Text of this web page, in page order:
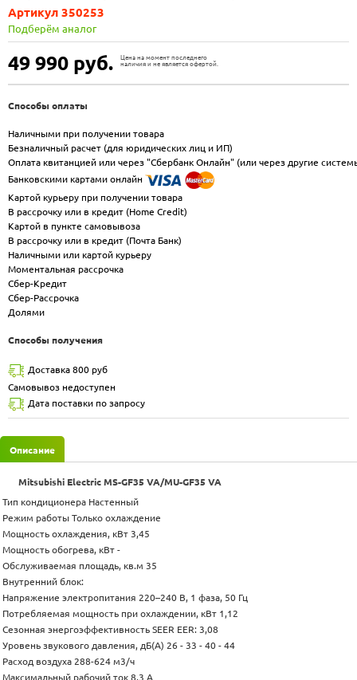
49 990 руб.
Цена на момент последнего
наличия и не является офертой.
Артикул 350253
Подберём аналог
Способы оплаты
Наличными при получении товара
Безналичный расчет (для юридических лиц и ИП)
Оплата квитанцией или через "Сбербанк Онлайн" (или через другие
Банковскими картами онлайн
Картой курьеру при получении товара
В рассрочку или в кредит (Home Credit)
Картой в пункте самовывоза
В рассрочку или в кредит (Почта Банк)
Наличными или картой курьеру
Моментальная рассрочка
Сбер-Кредит
Сбер-Рассрочка
Долями
Способы получения
Доставка 800 руб
Самовывоз недоступен
Дата поставки по запросу
Описание
Mitsubishi Electric MS-GF35 VA/MU-GF35 VA
Тип кондиционера Настенный
Режим работы Только охлаждение
Мощность охлаждения, кВт 3,45
Мощность обогрева, кВт -
Обслуживаемая площадь, кв.м 35
Внутренний блок:
Напряжение электропитания 220–240 B, 1 фаза, 50 Гц
Потребляемая мощность при охлаждении, кВт 1,12
Сезонная энергоэффективность SEER EER: 3,08
Уровень звукового давления, дБ(А) 26 - 33 - 40 - 44
Расход воздуха 288-624 м3/ч
Максимальный рабочий ток 8,3 А